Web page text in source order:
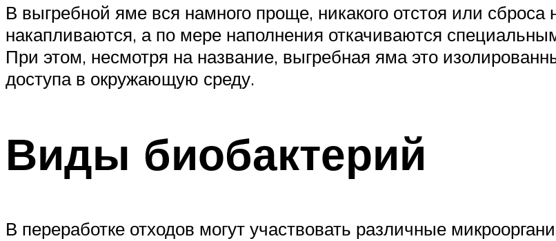
В выгребной яме вся намного проще, никакого отстоя или
накапливаются, а по мере наполнения откачиваются
При этом, несмотря на название, выгребная яма это
доступа в окружающую среду.
Виды биобактерий
В переработке отходов могут участвовать различные